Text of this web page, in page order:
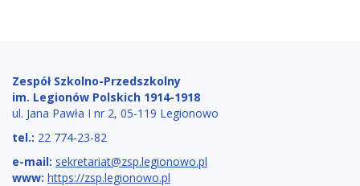
Zespół Szkolno-Przedszkolny
im. Legionów Polskich 1914-1918
ul. Jana Pawła I nr 2, 05-119 Legionowo
tel.: 22 774-23-82
e-mail: sekretariat@zsp.legionowo.pl
www: https://zsp.legionowo.pl